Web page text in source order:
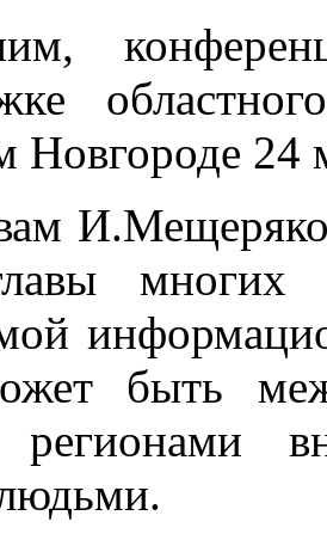
Новгороде 24
многих
быть